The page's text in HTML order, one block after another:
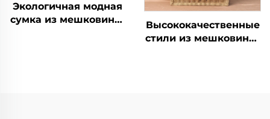
Экологичная модная
сумка из мешковины,
Высококачественные
стили из мешковины,